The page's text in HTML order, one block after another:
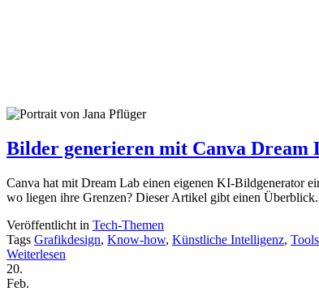
Bilder generieren mit Canva
Canva hat mit Dream Lab einen eigenen KI-Bildgenerator
wo liegen ihre Grenzen? Dieser Artikel gibt einen Überblick.
Veröffentlicht in Tech-Themen
Tags Grafikdesign, Know-how, Künstliche Intelligenz, Tools
Weiterlesen
20.
Feb.